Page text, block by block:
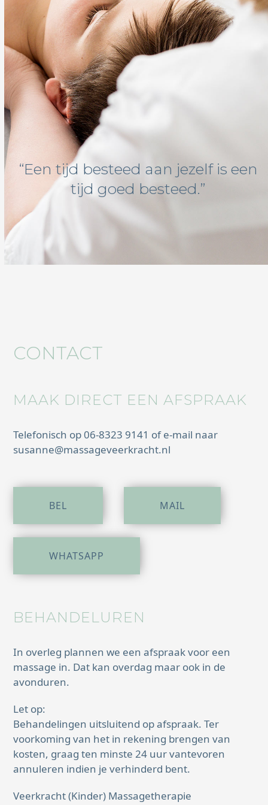
“Een tijd besteed aan jezelf is een
tijd goed besteed.”
CONTACT
MAAK DIRECT EEN AFSPRAAK
Telefonisch op06-8323 9141 of e-mail naar
susanne@massageveerkracht.nl
BEL MAIL
WHATSAPP
BEHANDELUREN
In overleg plannen we een afspraak voor een
massage in. Dat kan overdag maar ook in de
avonduren.
Let op:
Behandelingen uitsluitend op afspraak. Ter
voorkoming van het in rekening brengen van
kosten, graag ten minste 24 uur vantevoren
annuleren indien je verhinderd bent.
Veerkracht (Kinder) Massagetherapie